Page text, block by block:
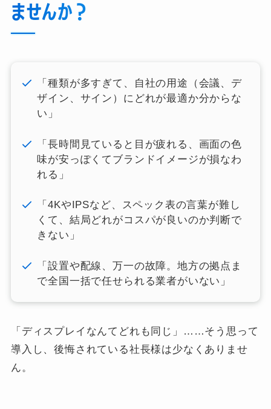
ませんか？
「種類が多すぎて、自社の用途（会議、デ
ザイン、サイン）にどれが最適か分からな
い」
「長時間見ていると目が疲れる、画面の色
味が安っぽくてブランドイメージが損なわ
れる」
「4KやIPSなど、スペック表の言葉が難し
くて、結局どれがコスパが良いのか判断で
きない」
「設置や配線、万一の故障。地方の拠点ま
で全国一括で任せられる業者がいない」
「ディスプレイなんてどれも同じ」……そう思って
導入し、後悔されている社長様は少なくありませ
ん。